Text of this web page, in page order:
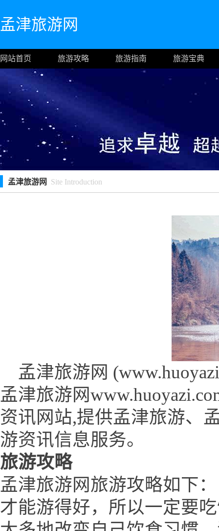
孟津旅游网
网站首页 旅游攻略 旅游指南 旅游宝典
孟津旅游网 Site Introduction
孟津旅游网
孟津旅游网
资讯网站,提供孟津旅游、
游资讯信息服务。
旅游攻略
孟津旅游网旅游攻略如下
才能游得好，所以一定要